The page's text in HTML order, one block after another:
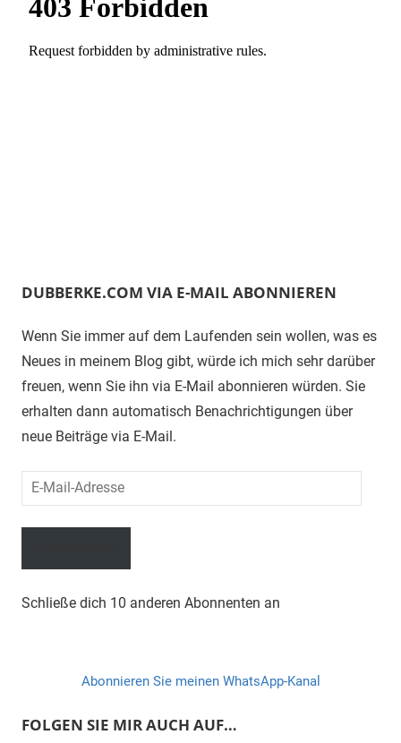
DUBBERKE.COM VIA E-MAIL ABONNIEREN
Wenn Sie immer auf dem Laufenden sein wollen, was es
Neues in meinem Blog gibt, würde ich mich sehr darüber
freuen, wenn Sie ihn via E-Mail abonnieren würden. Sie
erhalten dann automatisch Benachrichtigungen über
neue Beiträge via E-Mail.
Mail-
Adresse
Schließe dich 10 anderen Abonnenten an
Abonnieren Sie meinen WhatsApp-Kanal
FOLGEN SIE MIR AUCH AUF…